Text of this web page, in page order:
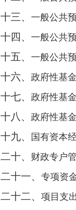
十三、 一般公共
十四、 一般公共
十五、 一般公共
十六、 政府性基
十七、 政府性基
十八、 政府性基
十九、 国有资本
二十、 财政专户
二十一、 专项资
二十二、 项目支